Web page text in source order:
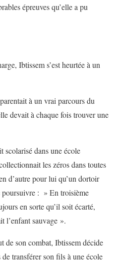
épreuves qu’elle a pu
Ibtissem s’est heurtée à un
à un vrai parcours du
devait à chaque fois trouver une
scolarisé dans une école
les zéros dans toutes
d’autre pour lui qu’un dortoir
poursuivre : » En troisième
en sorte qu’il soit écarté,
l’enfant sauvage ».
de son combat, Ibtissem décide
de transférer son fils à une école